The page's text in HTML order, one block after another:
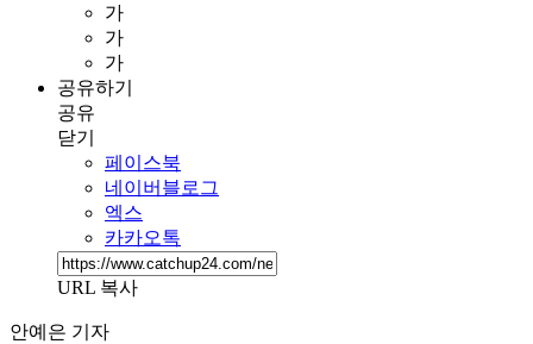
가
가
가
공유하기
공유
닫기
페이스북
네이버블로그
엑스
카카오톡
URL 복사
안예은 기자